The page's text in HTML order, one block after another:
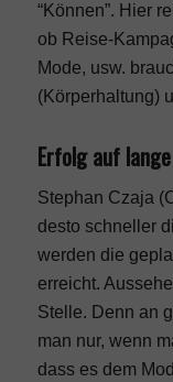
“Können”. Hier
ob Reise-
Mode, usw.
(Körperhaltung)
Erfolg auf
Stephan Czaja
desto schneller
werden die
erreicht.
Stelle. Denn an
man nur, wenn
dass es dem